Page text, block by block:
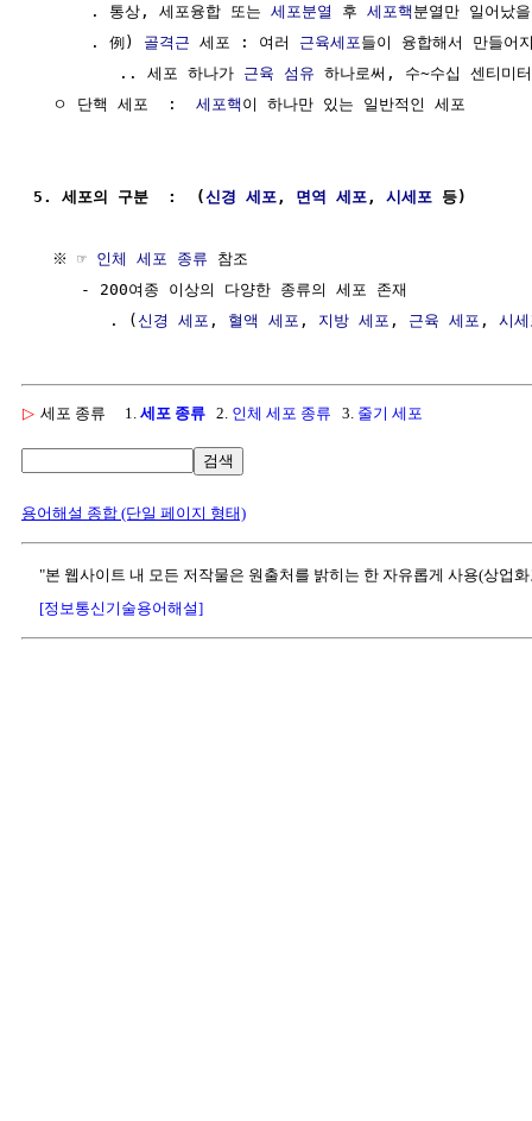
      . 통상, 세포융합 또는
세포분열 후 세포핵 분열만 일어났
      . 例)
골격근 세포 : 여러 근육세포들이 융합해서 만들
         .. 세포 하나가
근육 섬유 하나로써, 수~수십 센티미
  ㅇ 단핵 세포  :
세포핵 이 하나만 있는 일반적인 세포
5. 세포의 구분  :  (신경 세포 , 면역 세포 , 시세포 등)
  ※ ☞
인체 세포 종류 참조
     - 200여종 이상의 다양한 종류의 세포 존재
        . (
신경 세포 , 혈액 세포 , 지방 세포 , 근육 세포 , 시
▷ 세포 종류 1. 세포 종류 2. 인체 세포 종류 3. 줄기 세포
검색
용어해설 종합 (단일 페이지 형태)
"본 웹사이트 내 모든 저작물은 원출처를 밝히는 한 자유롭게 사용(상업
[정보통신기술용어해설]